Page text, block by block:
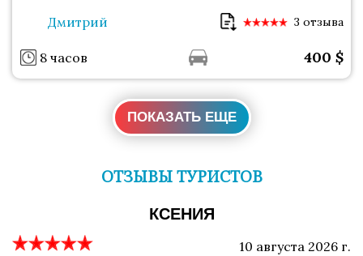
Дмитрий 3 отзыва
8 часов 400 $
ПОКАЗАТЬ ЕЩЕ
ОТЗЫВЫ ТУРИСТОВ
КСЕНИЯ
10 августа 2026 г.